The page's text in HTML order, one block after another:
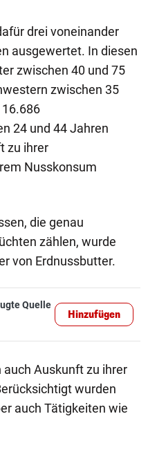
drei voneinander
ausgewertet. In diesen
zwischen 40 und 75
zwischen 35
24 und 44 Jahren
zu ihrer
Nusskonsum
die genau
zählen, wurde
von Erdnussbutter.
Quelle
Hinzufügen
Auskunft zu ihrer
wurden
auch Tätigkeiten wie